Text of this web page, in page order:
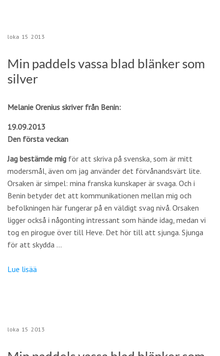
loka 15 2013
Min paddels vassa blad blänker som
silver
Melanie Orenius skriver från Benin:
19.09.2013
Den första veckan
Jag bestämde mig för att skriva på svenska, som är mitt
modersmål, även om jag använder det förvånandsvärt lite.
Orsaken är simpel: mina franska kunskaper är svaga. Och i
Benin betyder det att kommunikationen mellan mig och
befolkningen här fungerar på en väldigt svag nivå. Orsaken
ligger också i någonting intressant som hände idag, medan vi
tog en pirogue över till Heve. Det hör till att sjunga. Sjunga
för att skydda …
Lue lisää
loka 15 2013